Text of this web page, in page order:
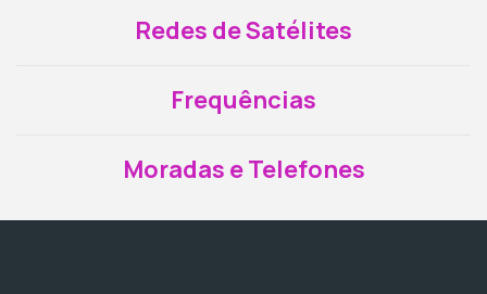
Redes de Satélites
Frequências
Moradas e Telefones